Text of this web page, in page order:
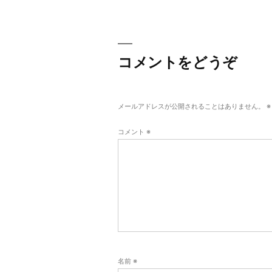
コメントをどうぞ
メールアドレスが公開されることはありません。 ※
コメント※
名前※